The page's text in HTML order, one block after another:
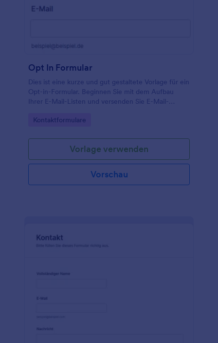
Opt In Formular
Dies ist eine kurze und gut gestaltete Vorlage für ein
Opt-in-Formular. Beginnen Sie mit dem Aufbau
Ihrer E-Mail-Listen und versenden Sie E-Mail-
Go to Category:
Kontaktformulare
Vorlage verwenden
Vorschau